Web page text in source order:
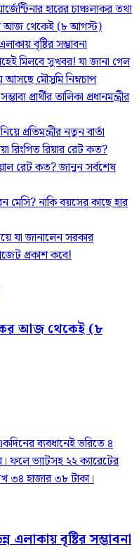
হারের চাঞ্চল্যকর তথ্য
আজ থেকেই (৮ আগস্ট)
বৃষ্টির সম্ভাবনা
মিলবে সুখবর! যা জানা গেল
আসছে মৌসুমি নিম্নচাপ
প্রার্থীর তালিকা প্রধানমন্ত্রীর
প্রতিমন্ত্রীর নতুন বার্তা
রিংগিত রিয়ার রেট কত?
রেট কত? জানুন সর্বশেষ
নাকি বয়সের কাছে হার
যা জানালেন সরকার
প্রকাশ কবে!
আজ থেকেই (৮
ব্যবধানেই ভরিতে ৪
ফলে ভ্যাটসহ ২২ ক্যারেটের
৩৪ হাজার ৩৮ টাকা।
এলাকায় বৃষ্টির সম্ভাবনা